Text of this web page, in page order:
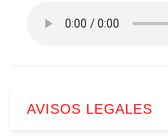
AVISOS LEGALES